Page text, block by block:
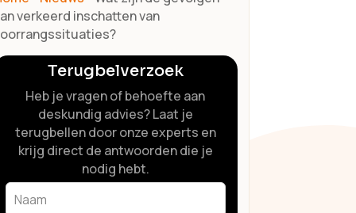
verkeerd inschatten van
Terugbelverzoek
Heb je vragen of behoefte aan
deskundig advies? Laat je
terugbellen door onze experts en
krijg direct de antwoorden die je
nodig hebt.
Leave
this